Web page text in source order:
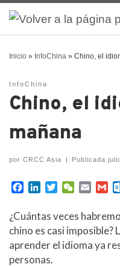
Inicio » InfoChina » Chino, el
InfoChina
Chino, el
mañana
por CRCC Asia | Publicada
e
b
o
o
k
e
d
I
t
e
W
h
a
t
a
i
l
G
i
l
¿Cuántas veces
chino es casi imposible?
aprender el idioma ya
personas.